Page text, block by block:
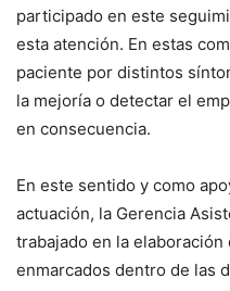
participado en este
esta atención. En estas
paciente por distintos
la mejoría o detectar el
en consecuencia.
En este sentido y como
actuación, la Gerencia
trabajado en la
enmarcados dentro de las